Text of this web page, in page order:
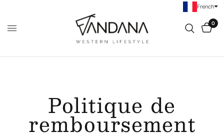
0
Politique de
remboursement
French